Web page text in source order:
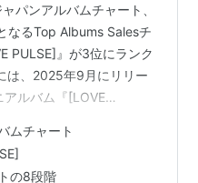
パンアルバムチャート、
なるTop Albums Salesチ
PULSE]』が3位にランク
は、2025年9月にリリー
アルバム『[LOVE
、ハーフミリオンを突
46『My respect』22.3
ムチャート
の8段階